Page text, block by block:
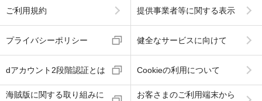
ご利用規約 提供事業者等に関する表示
プライバシーポリシー 健全なサービスに向けて
dアカウント2段階認証とは Cookieの利用について
海賊版に関する取り組みに
お客さまのご利用端末から